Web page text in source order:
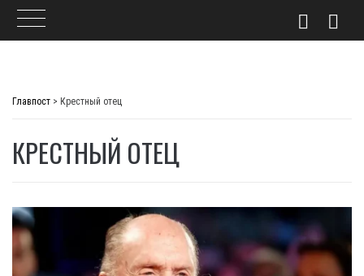
Главпост > Крестный отец
КРЕСТНЫЙ ОТЕЦ